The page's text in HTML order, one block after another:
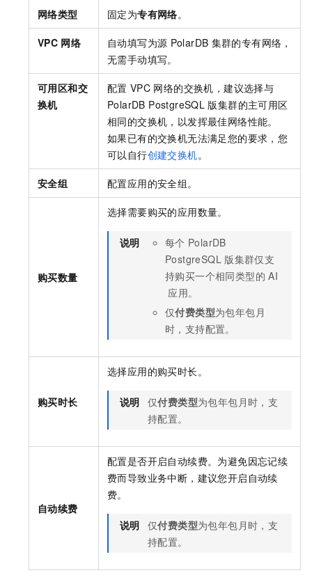
网络类型 固定为专有网络。
VPC 网络 自动填写为源 PolarDB 集群的专有网络，
无需手动填写。
可用区和交
换机
配置 VPC 网络的交换机，建议选择与
PolarDB PostgreSQL 版集群的主可用区
相同的交换机，以发挥最佳网络性能。
如果已有的交换机无法满足您的要求，您
可以自行创建交换机。
安全组 配置应用的安全组。
购买数量
选择需要购买的应用数量。
说明 每个 PolarDB
PostgreSQL 版集群仅支
持购买一个相同类型的 AI
应用。
仅付费类型为包年包月
时，支持配置。
购买时长
选择应用的购买时长。
说明 仅付费类型为包年包月 时，支
持配置。
自动续费
配置是否开启自动续费。为避免因忘记续
费而导致业务中断，建议您开启自动续
费。
说明 仅付费类型为包年包月 时，支
持配置。